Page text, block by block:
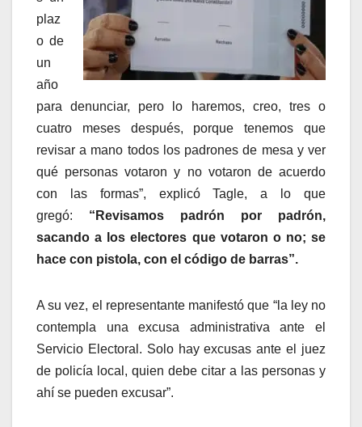
plaz
o de
un
año
para denunciar, pero lo haremos, creo, tres o
cuatro meses después, porque tenemos que
revisar a mano todos los padrones de mesa y ver
qué personas votaron y no votaron de acuerdo
con las formas”, explicó Tagle, a lo que
gregó: “Revisamos padrón por padrón,
sacando a los electores que votaron o no; se
hace con pistola, con el código de barras”.
A su vez, el representante manifestó que “la ley no
contempla una excusa administrativa ante el
Servicio Electoral. Solo hay excusas ante el juez
de policía local, quien debe citar a las personas y
ahí se pueden excusar”.